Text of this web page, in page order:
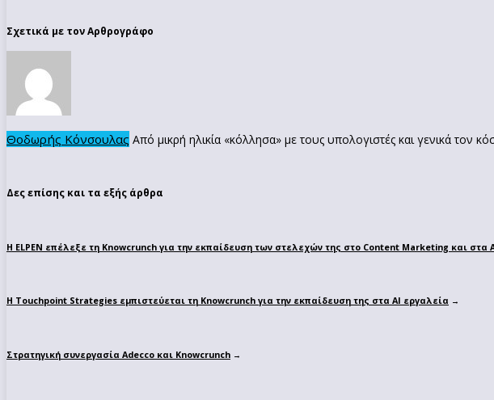
Σχετικά με τον Αρθρογράφο
Θοδωρής Κόνσουλας Από μικρή ηλικία «κόλλησα» με τους υπολογιστές και γενικά τον
Δες επίσης και τα εξής άρθρα
Η ELPEN επέλεξε τη Knowcrunch για την εκπαίδευση των στελεχών της στο Content Marketing και στα
Η Touchpoint Strategies εμπιστεύεται τη Knowcrunch για την εκπαίδευση της στα ΑΙ εργαλεία →
Στρατηγική συνεργασία Adecco και Knowcrunch →